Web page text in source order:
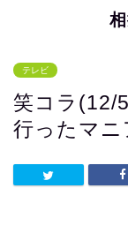
テレビ
笑コラ(12/
行ったマニ